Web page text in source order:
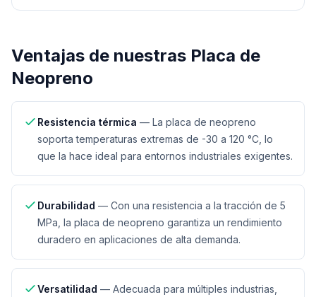
Ventajas de nuestras Placa de
Neopreno
Resistencia térmica — La placa de neopreno
soporta temperaturas extremas de -30 a 120 °C, lo
que la hace ideal para entornos industriales exigentes.
Durabilidad — Con una resistencia a la tracción de 5
MPa, la placa de neopreno garantiza un rendimiento
duradero en aplicaciones de alta demanda.
Versatilidad — Adecuada para múltiples industrias,